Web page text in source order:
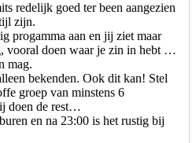
redelijk goed ter been aangezien
zijn.
progamma aan en jij ziet maar
vooral doen waar je zin in hebt …
mag.
bekenden. Ook dit kan! Stel
groep van minstens 6
doen de rest…
en na 23:00 is het rustig bij